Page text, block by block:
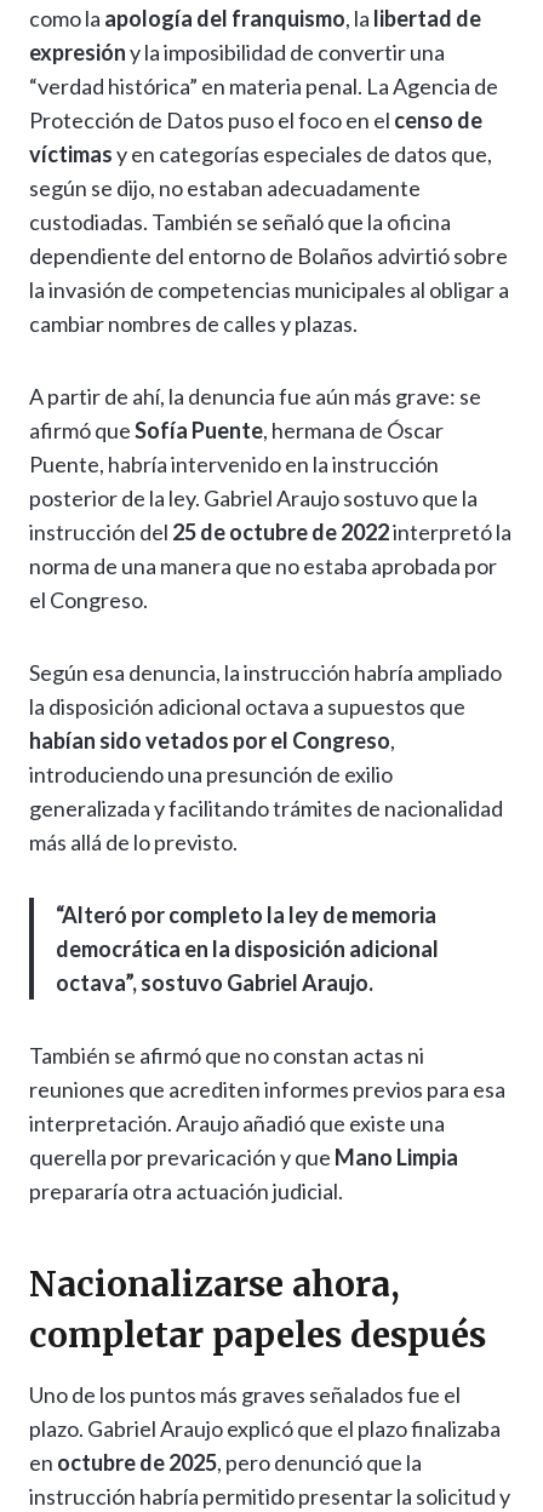
como la apología del franquismo, la libertad de
expresióny la imposibilidad de convertir una
“verdad histórica” en materia penal. La Agencia de
Protección de Datos puso el foco en el censo de
víctimasy en categorías especiales de datos que,
según se dijo, no estaban adecuadamente
custodiadas. También se señaló que la oficina
dependiente del entorno de Bolaños advirtió sobre
la invasión de competencias municipales al obligar a
cambiar nombres de calles y plazas.
A partir de ahí, la denuncia fue aún más grave: se
afirmó queSofía Puente, hermana de Óscar
Puente, habría intervenido en la instrucción
posterior de la ley. Gabriel Araujo sostuvo que la
instrucción del 25 de octubre de 2022interpretó la
norma de una manera que no estaba aprobada por
el Congreso.
Según esa denuncia, la instrucción habría ampliado
la disposición adicional octava a supuestos que
habían sido vetados por el Congreso,
introduciendo una presunción de exilio
generalizada y facilitando trámites de nacionalidad
más allá de lo previsto.
“Alteró por completo la ley de memoria
democrática en la disposición adicional
octava”, sostuvo Gabriel Araujo.
También se afirmó que no constan actas ni
reuniones que acrediten informes previos para esa
interpretación. Araujo añadió que existe una
querella por prevaricación y que Mano Limpia
prepararía otra actuación judicial.
Nacionalizarse ahora,
completar papeles después
Uno de los puntos más graves señalados fue el
plazo. Gabriel Araujo explicó que el plazo finalizaba
en octubre de 2025, pero denunció que la
instrucción habría permitido presentar la solicitud y